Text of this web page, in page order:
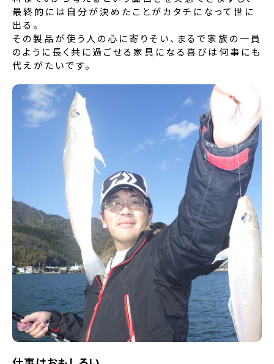
最終的には自分が決めたことがカタチになって世に
出る。
その製品が使う人の心に寄りそい、まるで家族の一員
のように長く共に過ごせる家具になる喜びは何事にも
代えがたいです。